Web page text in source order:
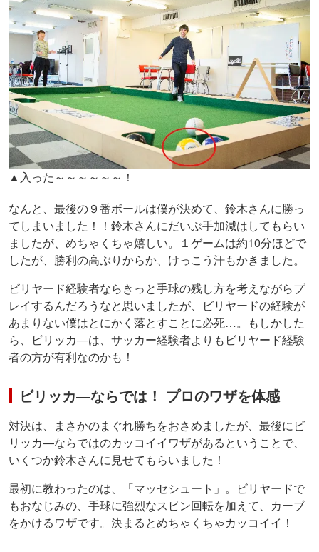
▲入った～～～～～～！
なんと、最後の９番ボールは僕が決めて、鈴木さんに勝っ
てしまいました！！鈴木さんにだいぶ手加減はしてもらい
ましたが、めちゃくちゃ嬉しい。１ゲームは約10分ほどで
したが、勝利の高ぶりからか、けっこう汗もかきました。
ビリヤード経験者ならきっと手球の残し方を考えながらプ
レイするんだろうなと思いましたが、ビリヤードの経験が
あまりない僕はとにかく落とすことに必死…。もしかした
ら、ビリッカ―は、サッカー経験者よりもビリヤード経験
者の方が有利なのかも！
ビリッカ―ならでは！ プロのワザを体感
対決は、まさかのまぐれ勝ちをおさめましたが、最後にビ
リッカ―ならではのカッコイイワザがあるということで、
いくつか鈴木さんに見せてもらいました！
最初に教わったのは、「マッセシュート」。ビリヤードで
もおなじみの、手球に強烈なスピン回転を加えて、カーブ
をかけるワザです。決まるとめちゃくちゃカッコイイ！